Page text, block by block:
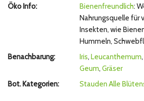
Öko Info:
Bienenfreundlich:
Nahrungsquelle für
Insekten, wie
Hummeln,
Benachbarung:
Iris, Leucanthemum,
Geum, Gräser
Bot. Kategorien:
Stauden Alle